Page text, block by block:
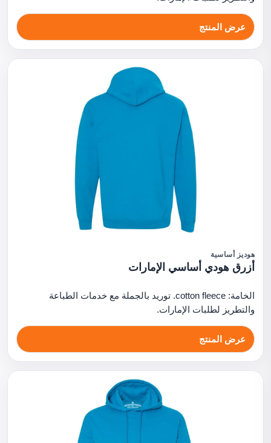
عرض المنتج
هوديز أساسية
أزرق هودي أساسي الإمارات
الخامة: cotton fleece. توريد بالجملة مع خدمات الطباعة
والتطريز لطلبات الإمارات.
عرض المنتج